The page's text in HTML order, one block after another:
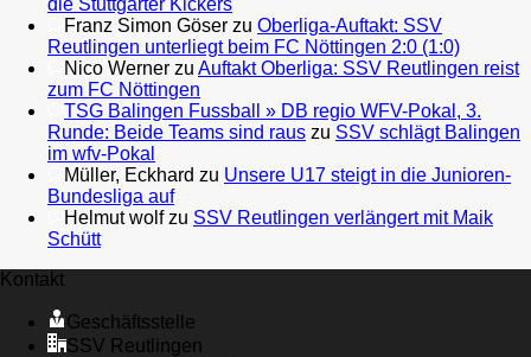
Franz Simon Göser zu Oberliga-Auftakt: SSV
Reutlingen unterliegt beim FC Nöttingen 2:0 (1:0)
Nico Werner zu Auftakt Oberliga: SSV Reutlingen reist
zum FC Nöttingen
TSG Balingen Fussball » DB regio WFV-Pokal, 3.
Runde: Beide Teams sind raus zu SSV schlägt Balingen
im wfv-Pokal
Müller, Eckhard zu Unsere U17 steigt in die Junioren-
Bundesliga auf
Helmut wolfzu SSV Reutlingen verlängert mit Maik
Schütt
Kontakt
Geschäftsstelle
SSV Reutlingen